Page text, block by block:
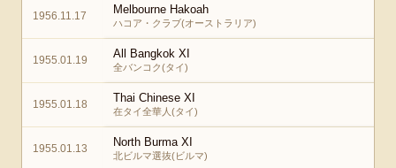
1956.11.17 Melbourne Hakoah
ハコア・クラブ(オーストラリア)
1955.01.19 All Bangkok XI
全バンコク(タイ)
1955.01.18 Thai Chinese XI
在タイ全華人(タイ)
1955.01.13 North Burma XI
北ビルマ選抜(ビルマ)